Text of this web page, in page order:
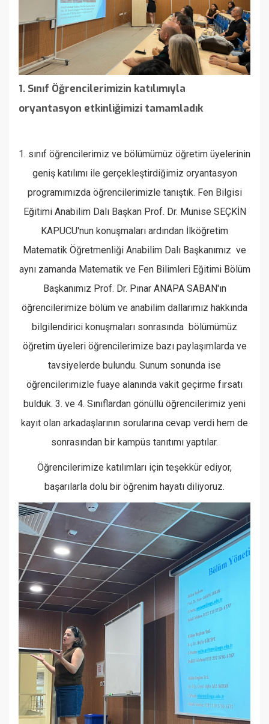
1. Sınıf Öğrencilerimizin katılımıyla
oryantasyon etkinliğimizi tamamladık
1. sınıf öğrencilerimiz ve bölümümüz öğretim üyelerinin
geniş katılımı ile gerçekleştirdiğimiz oryantasyon
programımızda öğrencilerimizle tanıştık. Fen Bilgisi
Eğitimi Anabilim Dalı Başkan Prof. Dr. Munise SEÇKİN
KAPUCU'nun konuşmaları ardından İlköğretim
Matematik Öğretmenliği Anabilim Dalı Başkanımız ve
aynı zamanda Matematik ve Fen Bilimleri Eğitimi Bölüm
Başkanımız Prof. Dr. Pınar ANAPA SABAN'ın
öğrencilerimize bölüm ve anabilim dallarımız hakkında
bilgilendirici konuşmaları sonrasında bölümümüz
öğretim üyeleri öğrencilerimize bazı paylaşımlarda ve
tavsiyelerde bulundu. Sunum sonunda ise
öğrencilerimizle fuaye alanında vakit geçirme fırsatı
bulduk. 3. ve 4. Sınıflardan gönüllü öğrencilerimiz yeni
kayıt olan arkadaşlarının sorularına cevap verdi hem de
sonrasından bir kampüs tanıtımı yaptılar.
Öğrencilerimize katılımları için teşekkür ediyor,
başarılarla dolu bir öğrenim hayatı diliyoruz.